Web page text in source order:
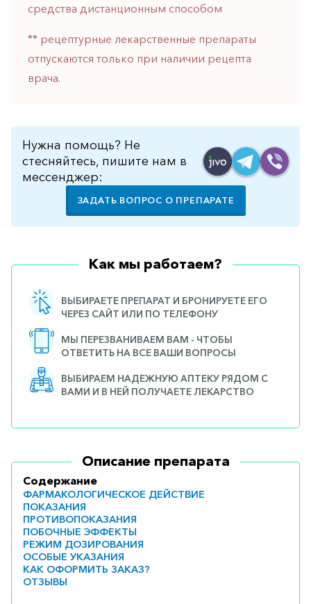
средства дистанционным способом
** рецептурные лекарственные препараты
отпускаются только при наличии рецепта
врача.
Нужна помощь? Не
стесняйтесь, пишите нам в
мессенджер:
ЗАДАТЬ ВОПРОС О ПРЕПАРАТЕ
Как мы работаем?
ВЫБИРАЕТЕ ПРЕПАРАТ И БРОНИРУЕТЕ ЕГО
ЧЕРЕЗ САЙТ ИЛИ ПО ТЕЛЕФОНУ
МЫ ПЕРЕЗВАНИВАЕМ ВАМ - ЧТОБЫ
ОТВЕТИТЬ НА ВСЕ ВАШИ ВОПРОСЫ
ВЫБИРАЕМ НАДЕЖНУЮ АПТЕКУ РЯДОМ С
ВАМИ И В НЕЙ ПОЛУЧАЕТЕ ЛЕКАРСТВО
Описание препарата
Содержание
ФАРМАКОЛОГИЧЕСКОЕ ДЕЙСТВИЕ
ПОКАЗАНИЯ
ПРОТИВОПОКАЗАНИЯ
ПОБОЧНЫЕ ЭФФЕКТЫ
РЕЖИМ ДОЗИРОВАНИЯ
ОСОБЫЕ УКАЗАНИЯ
КАК ОФОРМИТЬ ЗАКАЗ?
ОТЗЫВЫ